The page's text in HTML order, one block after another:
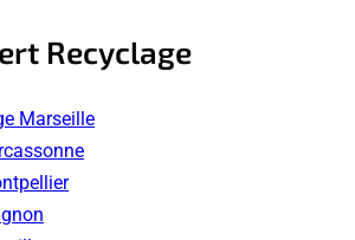
Recyclage
Marseille